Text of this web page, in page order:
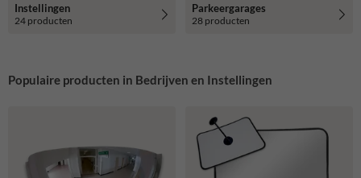
Instellingen
24 producten
Parkeergarages
28 producten
Populaire producten in Bedrijven en Instellingen